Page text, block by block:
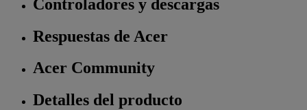
Controladores y descargas
Respuestas de Acer
Acer Community
Detalles del producto